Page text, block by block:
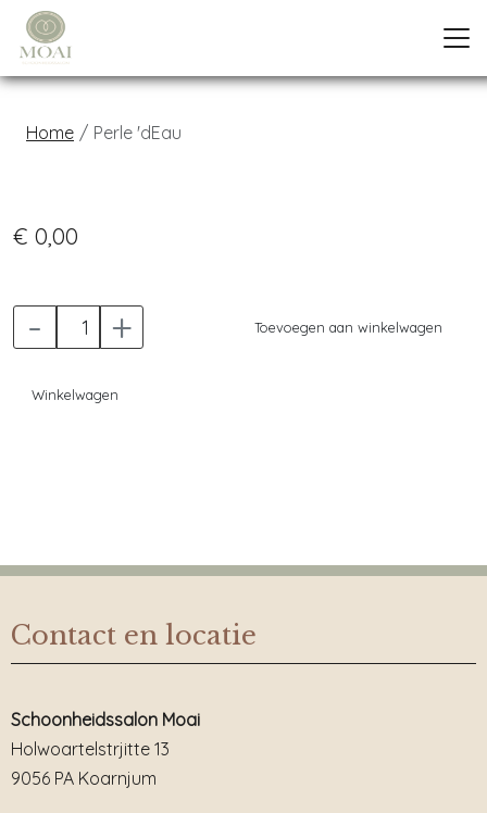
Home Perle 'dEau
€ 0,00
- + Toevoegen aan winkelwagen
Winkelwagen
Contact en locatie
Schoonheidssalon Moai
Holwoartelstrjitte 13
9056 PA Koarnjum